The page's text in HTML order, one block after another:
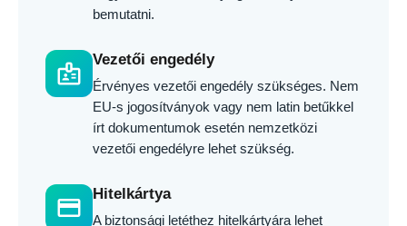
bemutatni.
badge
Vezetői engedély
Érvényes vezetői engedély szükséges. Nem
EU-s jogosítványok vagy nem latin betűkkel
írt dokumentumok esetén nemzetközi
vezetői engedélyre lehet szükség.
credit_card
Hitelkártya
A biztonsági letéthez hitelkártyára lehet